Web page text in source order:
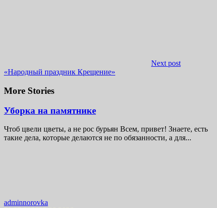
Next post
«Народный праздник Крещение»
More Stories
Уборка на памятнике
Чтоб цвели цветы, а не рос бурьян Всем, привет! Знаете, есть
такие дела, которые делаются не по обязанности, а для...
adminnorovka